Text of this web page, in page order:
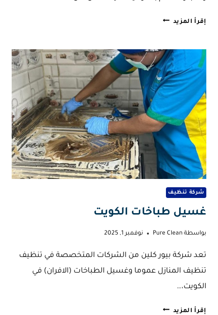
إقرأ المزيد شركة
الاحمد
شركة تنظيف
غسيل طباخات الكويت
بواسطة Pure Clean نوفمبر 1, 2025
تعد شركة بيور كلين من الشركات المتخصصة في تنظيف
تنظيف المنازل عموما وغسيل الطباخات (الافران) في
الكويت،…
إقرأ المزيد غسيل